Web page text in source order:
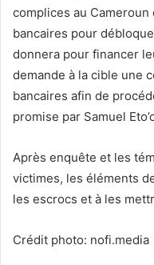
complices au
bancaires pour
donnera pour financer
demande à la cible une
bancaires afin de
promise par Samuel
Après enquête et les
victimes, les éléments
les escrocs et à les
Crédit photo: nofi.media